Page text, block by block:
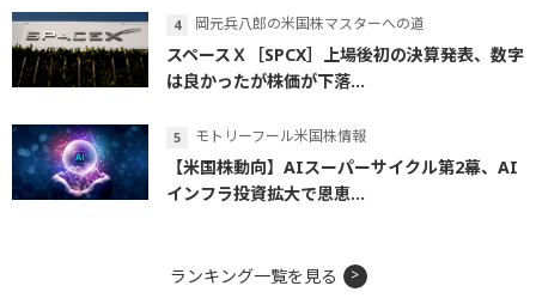
岡元兵八郎の米国株マスターへの道
スペースＸ［SPCX］上場後初の決算発表、数字
は良かったが株価が下落...
モトリーフール米国株情報
【米国株動向】AIスーパーサイクル第2幕、AI
インフラ投資拡大で恩恵...
ランキング一覧を見る